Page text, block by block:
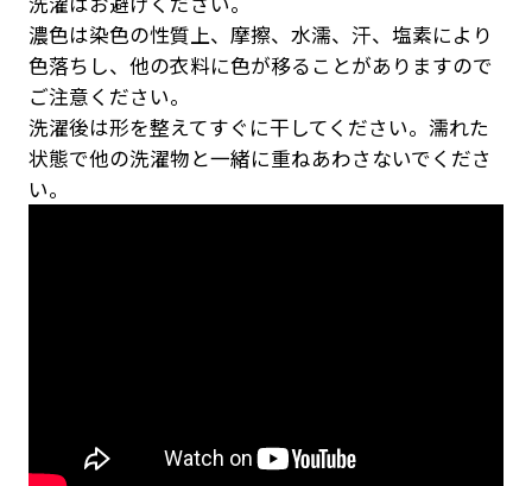
濃色は染色の性質上、摩擦、水濡、汗、塩素により
色落ちし、他の衣料に色が移ることがありますので
ご注意ください。
洗濯後は形を整えてすぐに干してください。濡れた
状態で他の洗濯物と一緒に重ねあわさないでくださ
い。